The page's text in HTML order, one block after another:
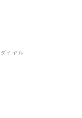
イヤル